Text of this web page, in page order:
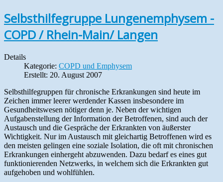
Selbsthilfegruppe Lungenemphysem -
COPD / Rhein-Main/ Langen
Details
Kategorie: COPD und Emphysem
Erstellt: 20. August 2007
Selbsthilfegruppen für chronische Erkrankungen sind heute im
Zeichen immer leerer werdender Kassen insbesondere im
Gesundheitswesen nötiger denn je. Neben der wichtigen
Aufgabenstellung der Information der Betroffenen, sind auch der
Austausch und die Gespräche der Erkrankten von äußerster
Wichtigkeit. Nur im Austausch mit gleichartig Betroffenen wird es
den meisten gelingen eine soziale Isolation, die oft mit chronischen
Erkrankungen einhergeht abzuwenden. Dazu bedarf es eines gut
funktionierenden Netzwerks, in welchem sich die Erkrankten gut
aufgehoben und wohlfühlen.